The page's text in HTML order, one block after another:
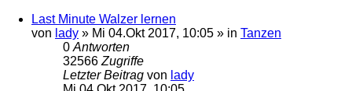
Last Minute Walzer lernen
von lady » Mi 04.Okt 2017, 10:05 » in Tanzen
0 Antworten
32566 Zugriffe
Letzter Beitrag von lady